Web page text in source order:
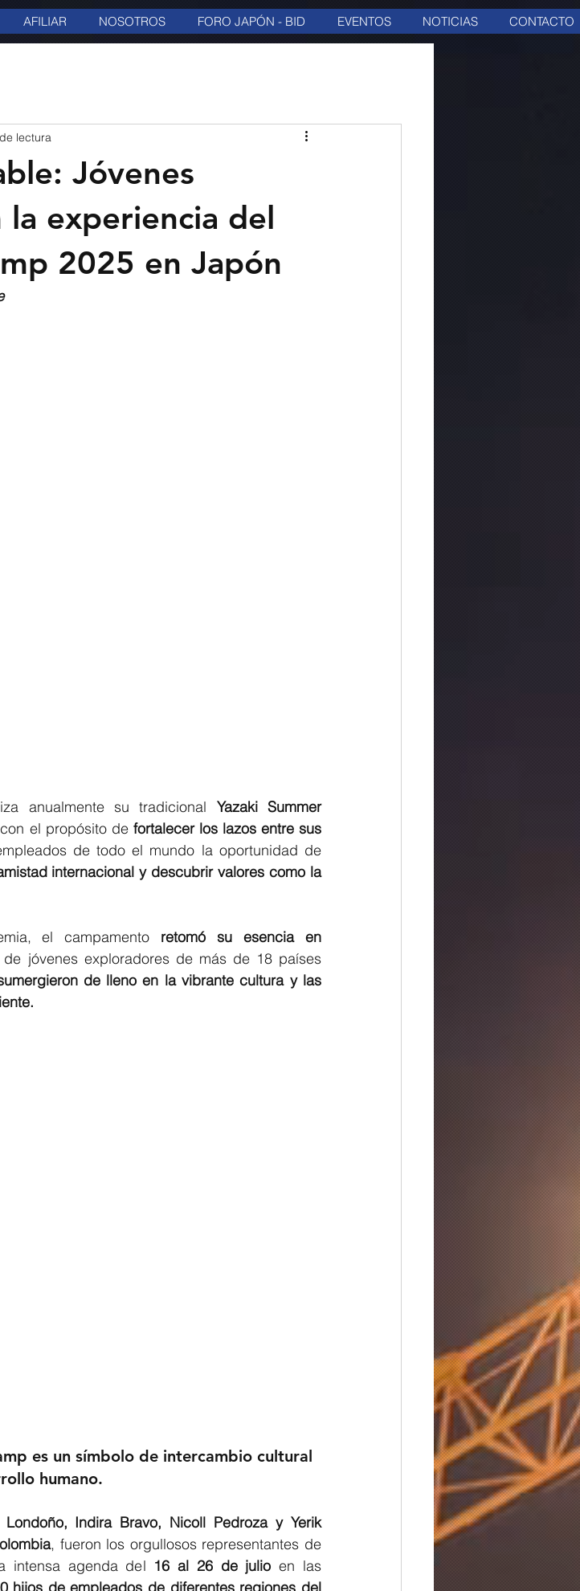
AFILIAR NOSOTROS FORO JAPÓN - BID EVENTOS NOTICIAS CONTACTO
Jóvenes
experiencia del
2025 en Japón
lectura
anualmente su tradicional Yazaki Summer
el propósito de fortalecer los lazos entre sus
internacional y descubrir valores como la
el campamento retomó su esencia en
jóvenes exploradores de más de 18 países
de lleno en la vibrante cultura y las
es un símbolo de intercambio cultural
humano.
Londoño, Indira Bravo, Nicoll Pedroza y Yerik
, fueron los orgullosos representantes de
intensa agenda del 16 al 26 de julio en las